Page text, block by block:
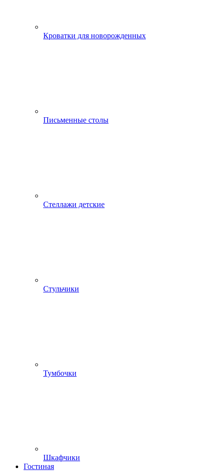
Кроватки для новорожденных
Письменные столы
Стеллажи детские
Стульчики
Тумбочки
Шкафчики
Гостиная